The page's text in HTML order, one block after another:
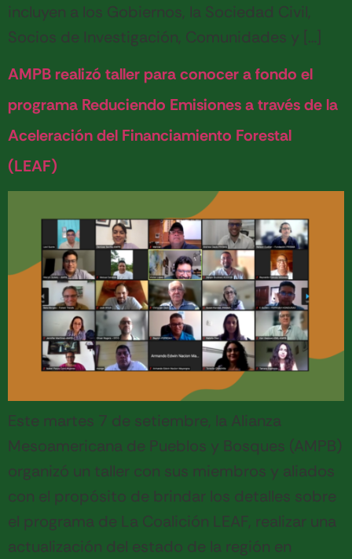
incluyen a los Gobiernos, la Sociedad Civil,
Socios de Investigación, Comunidades y […]
AMPB realizó taller para conocer a fondo el
programa Reduciendo Emisiones a través de la
Aceleración del Financiamiento Forestal
(LEAF)
Este martes 7 de setiembre, la Alianza
Mesoamericana de Pueblos y Bosques (AMPB)
organizó un taller con sus miembros y aliados
con el propósito de brindar los detalles sobre
el programa de La Coalición LEAF, realizar una
actualización del estado de la región en